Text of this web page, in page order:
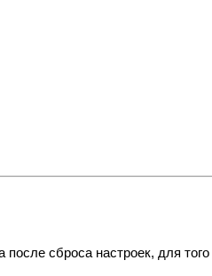
сброса настроек, для